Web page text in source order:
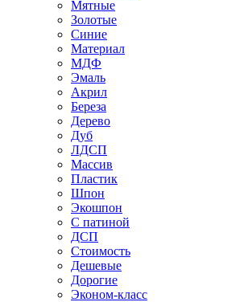
Мятные
Золотые
Синие
Материал
МДФ
Эмаль
Акрил
Береза
Дерево
Дуб
ЛДСП
Массив
Пластик
Шпон
Экошпон
С патиной
ДСП
Стоимость
Дешевые
Дорогие
Эконом-класс